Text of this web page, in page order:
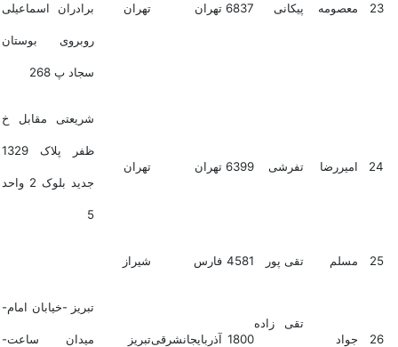
23 معصومه پیکانی 6837 تهران تهران برادران اسماعیلی
روبروی بوستان
سجاد پ 268
24 امیررضا تفرشی 6399 تهران تهران
شریعتی مقابل خ
ظفر پلاک 1329
جدید بلوک 2 واحد
5
25 مسلم تقی پور 4581 فارس شیراز
26 جواد
تقی زاده
1800 آذربایجانشرقیتبریز
تبریز -خیابان امام-
میدان ساعت-